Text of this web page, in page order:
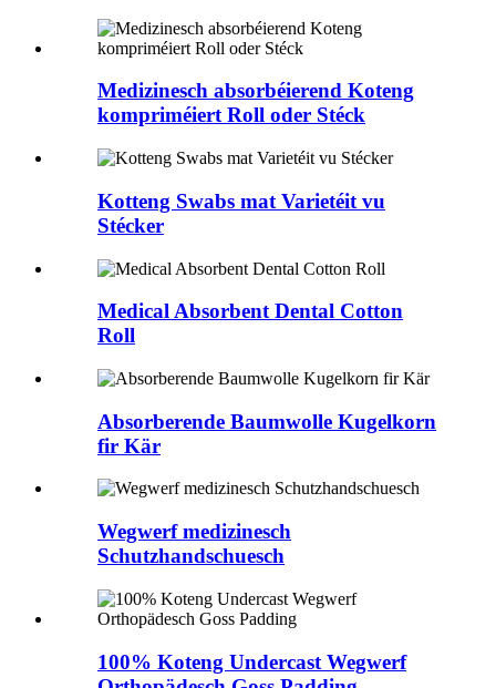
Medizinesch absorbéierend Koteng
kompriméiert Roll oder Stéck
Kotteng Swabs mat Varietéit vu
Stécker
Medical Absorbent Dental Cotton
Roll
Absorberende Baumwolle Kugelkorn
fir Kär
Wegwerf medizinesch
Schutzhandschuesch
100% Koteng Undercast Wegwerf